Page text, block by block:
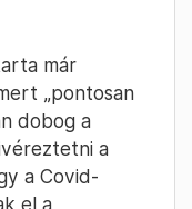
már
„pontosan
dobog a
a
a Covid-
el a